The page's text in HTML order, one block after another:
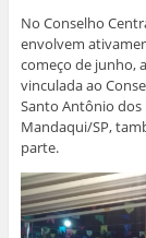
No Conselho
envolvem
começo de junho,
vinculada ao
Santo Antônio dos
Mandaqui/SP,
parte.